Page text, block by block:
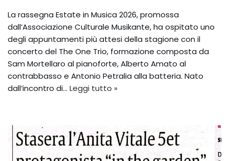
La rassegna Estate in Musica 2026, promossa
dall’Associazione Culturale Musikante, ha ospitato uno
degli appuntamenti più attesi della stagione con il
concerto del The One Trio, formazione composta da
Sam Mortellaro al pianoforte, Alberto Amato al
contrabbasso e Antonio Petralia alla batteria. Nato
dall’incontro di… Leggi tutto »